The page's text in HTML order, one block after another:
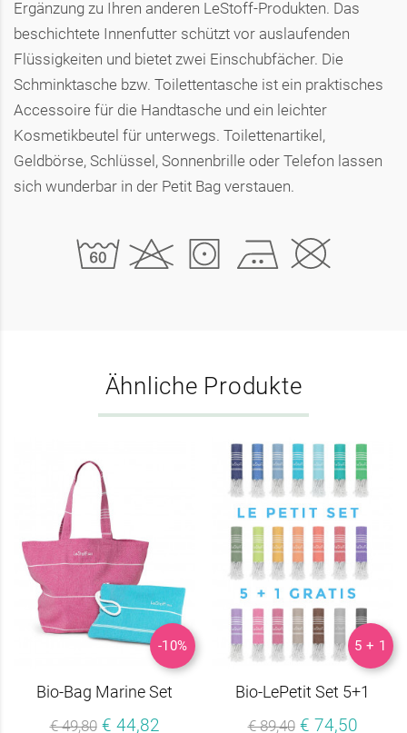
Ergänzung zu Ihren anderen LeStoff-Produkten. Das
beschichtete Innenfutter schützt vor auslaufenden
Flüssigkeiten und bietet zwei Einschubfächer. Die
Schminktasche bzw. Toilettentasche ist ein praktisches
Accessoire für die Handtasche und ein leichter
Kosmetikbeutel für unterwegs. Toilettenartikel,
Geldbörse, Schlüssel, Sonnenbrille oder Telefon lassen
sich wunderbar in der Petit Bag verstauen.
Ähnliche Produkte
-10%
Bio-Bag Marine Set
€ 49,80 € 44,82
5 + 1
Bio-LePetit Set 5+1
€ 89,40 € 74,50